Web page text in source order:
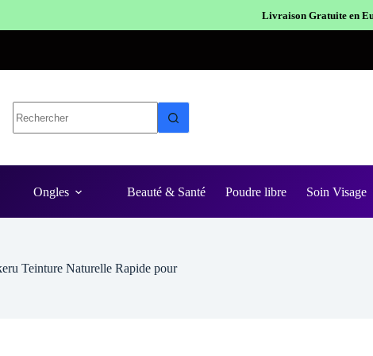
Livraison Gratuite en EuropeExpédition en
Ongles Beauté & Santé Poudre libre Soin Visage
Teinture Naturelle Rapide pour